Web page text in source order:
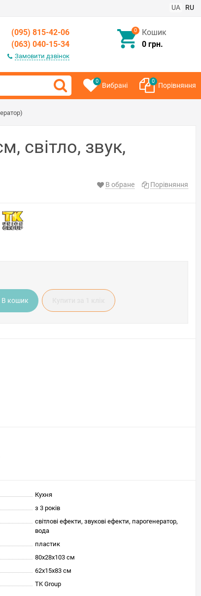
UA RU
(095) 815-42-06
(063) 040-15-34
Замовити дзвінок
0
Кошик
0 грн.
0 Вибрані 0 Порівняння
світло, звук,
В обране Порівняння
В кошик
Кухня
з 3 років
світлові ефекти, звукові ефекти, парогенератор,
вода
пластик
80х28х103 см
62x15x83 см
TK Group